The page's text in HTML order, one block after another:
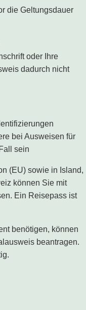
die Geltungsdauer
oder Ihre
dadurch nicht
bei Ausweisen für
sein
(EU) sowie in Island,
können Sie mit
Ein Reisepass ist
benötigen, können
beantragen.